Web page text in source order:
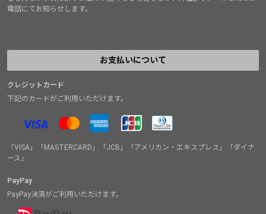
電話にてお知らせします。
お支払いについて
クレジットカード
下記のカードがご利用いただけます。
「VISA」「MASTERCARD」「JCB」「アメリカン・エキスプレス」「ダイナ
ース」
PayPay
PayPay決済がご利用いただけます。